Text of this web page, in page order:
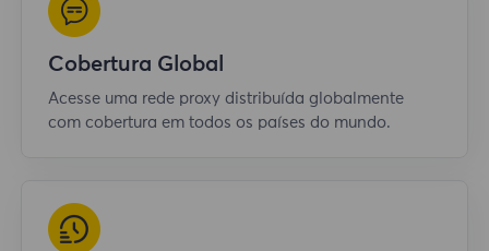
Cobertura Global
Acesse uma rede proxy distribuída globalmente
com cobertura em todos os países do mundo.